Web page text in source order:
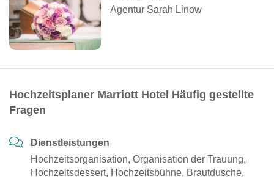
Agentur Sarah Linow
Hochzeitsplaner Marriott Hotel Häufig gestellte
Fragen
Dienstleistungen
Hochzeitsorganisation, Organisation der Trauung,
Hochzeitsdessert, Hochzeitsbühne, Brautdusche,